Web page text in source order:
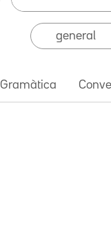
general
Gramàtica